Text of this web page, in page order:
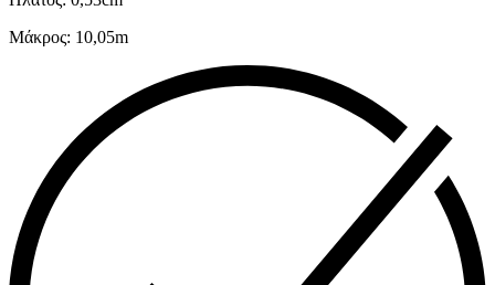
Μάκρος: 10,05m